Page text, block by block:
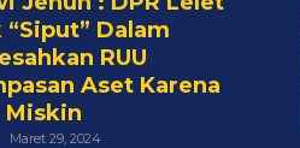
“Siput” Dalam
RUU
Aset Karena
Miskin
Maret 29, 2024Oleh